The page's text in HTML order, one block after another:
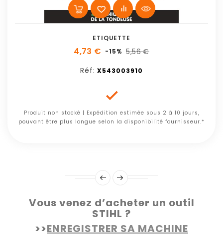
ETIQUETTE
4,73 € -15% 5,56 €
Réf: X543003910

Produit non stocké | Expédition estimée sous 2 à 10 jours,
pouvant être plus longue selon la disponibilité fournisseur.*
Vous venez d’acheter un outil
STIHL ?
>>ENREGISTRER SA MACHINE